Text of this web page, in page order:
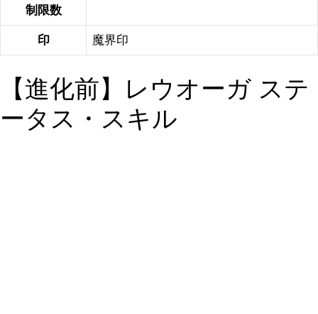
制限数
印 魔界印
【進化前】レウオーガ ステ
ータス・スキル